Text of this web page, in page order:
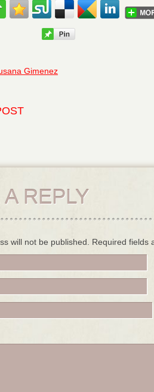
Gimenez
A REPLY
will not be published. Required fields